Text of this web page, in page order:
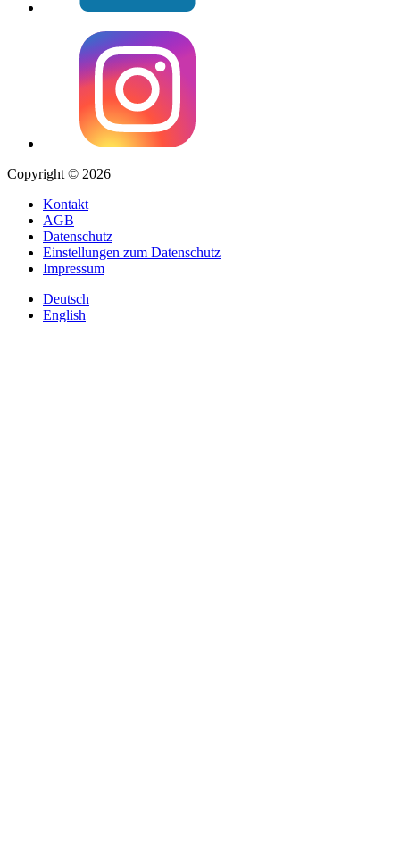
Copyright © 2026
Kontakt
AGB
Datenschutz
Einstellungen zum Datenschutz
Impressum
Deutsch
English